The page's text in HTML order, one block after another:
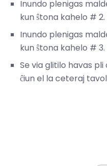
Inundo plenigas
kun ŝtona kahelo # 2.
Inundo plenigas
kun ŝtona kahelo # 3.
Se via glitilo havas
ĉiun el la ceteraj